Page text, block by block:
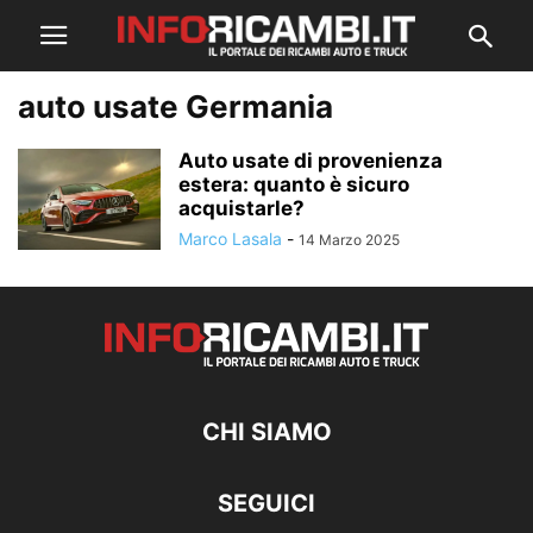
auto usate Germania
Auto usate di provenienza
estera: quanto è sicuro
acquistarle?
Marco Lasala - 14 Marzo 2025
CHI SIAMO
SEGUICI